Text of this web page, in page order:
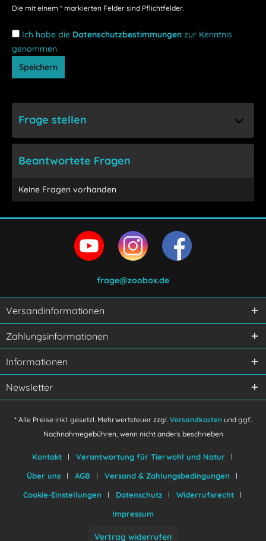
Die mit einem * markierten Felder sind Pflichtfelder.
Ich habe die Datenschutzbestimmungen zur Kenntnis
genommen.
Speichern
Frage stellen
Ich habe die
verstanden und stimme zu.
Mit * gekennzeichnete Felder sind Pflichtfelder.
Senden
Beantwortete Fragen
Keine Fragen vorhanden
frage@zoobox.de
Versandinformationen
Zahlungsinformationen
Informationen
Newsletter
* Alle Preise inkl. gesetzl. Mehrwertsteuer zzgl. Versandkosten und ggf.
Nachnahmegebühren, wenn nicht anders beschrieben
Kontakt
Verantwortung für Tierwohl und Natur
Über uns
AGB
Versand & Zahlungsbedingungen
Cookie-Einstellungen
Datenschutz
Widerrufsrecht
Impressum
Vertrag widerrufen